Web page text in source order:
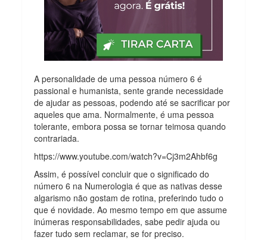
A personalidade de uma pessoa número 6 é
passional e humanista, sente grande necessidade
de ajudar as pessoas, podendo até se sacrificar por
aqueles que ama. Normalmente, é uma pessoa
tolerante, embora possa se tornar teimosa quando
contrariada.
https://www.youtube.com/watch?v=Cj3m2Ahbf6g
Assim, é possível concluir que o significado do
número 6 na Numerologia é que as nativas desse
algarismo não gostam de rotina, preferindo tudo o
que é novidade. Ao mesmo tempo em que assume
inúmeras responsabilidades, sabe pedir ajuda ou
fazer tudo sem reclamar, se for preciso.